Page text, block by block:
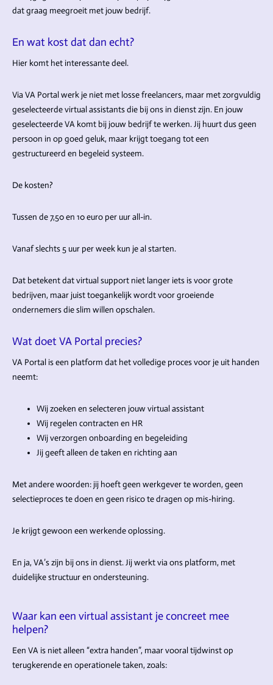
dat graag meegroeit met jouw bedrijf.
En wat kost dat dan echt?
Hier komt het interessante deel.
Via VA Portal werk je niet met losse freelancers, maar met zorgvuldig
geselecteerde virtual assistants die bij ons in dienst zijn. En jouw
geselecteerde VA komt bij jouw bedrijf te werken. Jij huurt dus geen
persoon in op goed geluk, maar krijgt toegang tot een
gestructureerd en begeleid systeem.
De kosten?
Tussen de 7,50 en 10 euro per uur all-in.
Vanaf slechts 5 uur per week kun je al starten.
Dat betekent dat virtual support niet langer iets is voor grote
bedrijven, maar juist toegankelijk wordt voor groeiende
ondernemers die slim willen opschalen.
Wat doet VA Portal precies?
VA Portal is een platform dat het volledige proces voor je uit handen
neemt:
Wij zoeken en selecteren jouw virtual assistant
Wij regelen contracten en HR
Wij verzorgen onboarding en begeleiding
Jij geeft alleen de taken en richting aan
Met andere woorden: jij hoeft geen werkgever te worden, geen
selectieproces te doen en geen risico te dragen op mis-hiring.
Je krijgt gewoon een werkende oplossing.
En ja, VA’s zijn bij ons in dienst. Jij werkt via ons platform, met
duidelijke structuur en ondersteuning.
Waar kan een virtual assistant je concreet mee
helpen?
Een VA is niet alleen “extra handen”, maar vooral tijdwinst op
terugkerende en operationele taken, zoals: